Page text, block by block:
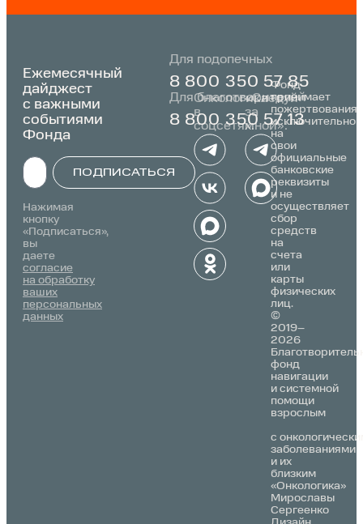
Для подопечных
8 800 350 57 85
Для благотворителей
8 800 350 57 13
Ежемесячный
дайджест
с важными
событиями
Фонда
ПОДПИСАТЬСЯ
Нажимая
кнопку
«Подписаться»,
вы
даете
согласие
на обработку
ваших
персональных
данных
Онкологика
в
соцсетях:
«Следуй
за
мной»:
©
2019–
2026
фонд
навигации
и системной
помощи
взрослым
с
заболеваниями
и их
близким
«Онкологика»
Мирославы
Сергеенко
Фонд
принимает
пожертвования
исключительно
на
свои
официальные
банковские
реквизиты
и не
осуществляет
сбор
средств
на
счета
или
карты
физических
лиц.